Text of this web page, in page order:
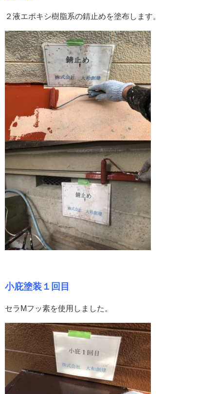
２液エポキシ樹脂系の錆止めを塗布します。
小庇塗装１回目
セラMフッ素を使用しました。